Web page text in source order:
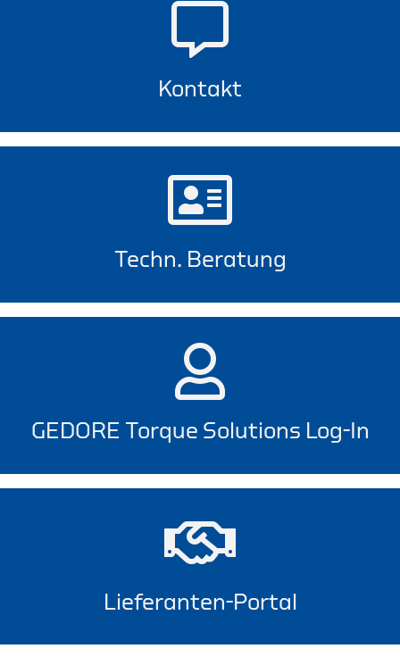
Kontakt
Techn. Beratung
GEDORE Torque Solutions Log-In
Lieferanten-Portal